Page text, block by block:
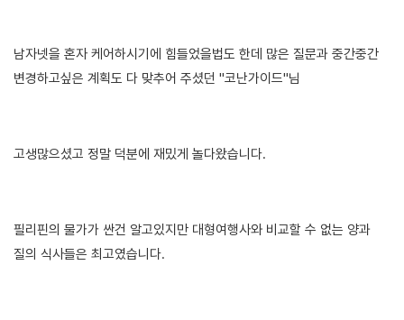
남자넷을 혼자 케어하시기에 힘들었을법도 한데 많은 질문과 중간중간
변경하고싶은 계획도 다 맞추어 주셨던 "코난가이드"님
고생많으셨고 정말 덕분에 재밌게 놀다왔습니다.
필리핀의 물가가 싼건 알고있지만 대형여행사와 비교할 수 없는 양과
질의 식사들은 최고였습니다.